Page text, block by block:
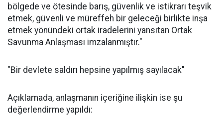
bölgede ve ötesinde barış, güvenlik ve istikrarı teşvik
etmek, güvenli ve müreffeh bir geleceği birlikte inşa
etmek yönündeki ortak iradelerini yansıtan Ortak
Savunma Anlaşması imzalanmıştır."
"Bir devlete saldırı hepsine yapılmış sayılacak"
Açıklamada, anlaşmanın içeriğine ilişkin ise şu
değerlendirme yapıldı: